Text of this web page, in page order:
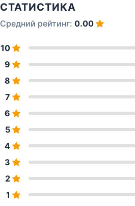
СТАТИСТИКА
Средний рейтинг: 0.00
10
9
8
7
6
5
4
3
2
1